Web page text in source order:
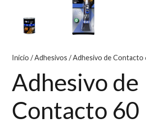
Inicio /Adhesivos / Adhesivo de Contacto
Adhesivo de
Contacto 60